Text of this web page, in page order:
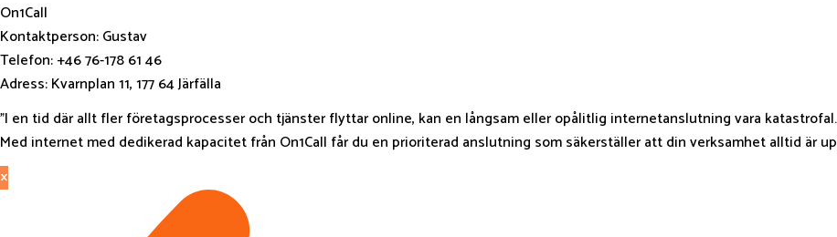
On1Call
Kontaktperson: Gustav
Telefon: ‪+46 76-178 61 46‬
Adress: Kvarnplan 11, 177 64 Järfälla
”I en tid där allt fler företagsprocesser och tjänster flyttar online, kan en långsam eller opålitlig internetanslutning vara katastrofal.
Med internet med dedikerad kapacitet från On1Call får du en prioriterad anslutning som säkerställer att din verksamhet alltid är
×